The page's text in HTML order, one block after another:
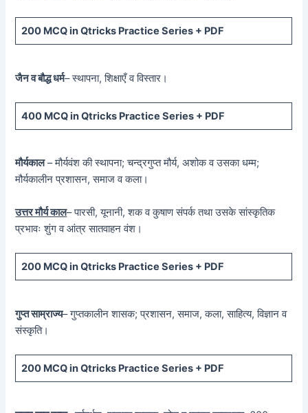
200 MCQin Qtricks Practice Series + PDF
जैन व बौद्ध धर्म– स्थापना, शिक्षाएँ व विस्तार।
400 MCQin Qtricks Practice Series + PDF
मौर्यकाल– मौर्यवंश की स्थापना; चन्द्रगुप्त मौर्य, अशोक व उसका धम्म;
मौर्यकालीन प्रशासन, समाज व कला।
उत्तर मौर्य काल– पारसी, यूनानी, शक व कुषाण संपर्क तथा उसके सांस्कृतिक
प्रभावः शुंग व आंत्र सातवाहन वंश।
200 MCQ in Qtricks Practice Series + PDF
गुप्त साम्राज्य– गुप्तकालीन शासक; प्रशासन, समाज, कला, साहित्य, विज्ञान व
संस्कृति।
200 MCQ in Qtricks Practice Series + PDF